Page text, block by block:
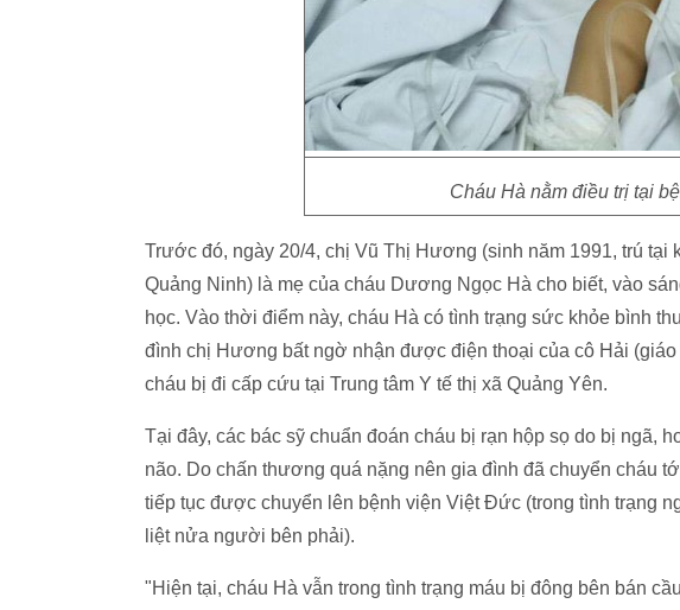
Cháu Hà nằm điều trị tại
Trước đó, ngày 20/4, chị Vũ Thị Hương (sinh năm 1991, trú tại
Quảng Ninh) là mẹ của cháu Dương Ngọc Hà cho biết, vào
học. Vào thời điểm này, cháu Hà có tình trạng sức khỏe bình
đình chị Hương bất ngờ nhận được điện thoại của cô Hải
cháu bị đi cấp cứu tại Trung tâm Y tế thị xã Quảng Yên.
Tại đây, các bác sỹ chuẩn đoán cháu bị rạn hộp sọ do bị ngã,
não. Do chấn thương quá nặng nên gia đình đã chuyển cháu
tiếp tục được chuyển lên bệnh viện Việt Đức (trong tình trạng
liệt nửa người bên phải).
"Hiện tại, cháu Hà vẫn trong tình trạng máu bị đông bên bán